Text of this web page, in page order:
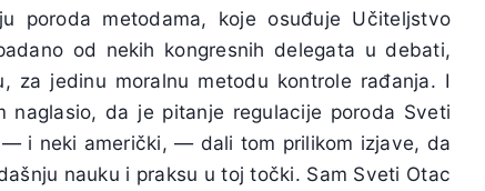
poroda metodama, koje osuđuje Učiteljstvo
od nekih kongresnih delegata u debati,
za jedinu moralnu metodu kontrole rađanja. I
naglasio, da je pitanje regulacije poroda Sveti
i neki američki, — dali tom prilikom izjave, da
nauku i praksu u toj točki. Sam Sveti Otac